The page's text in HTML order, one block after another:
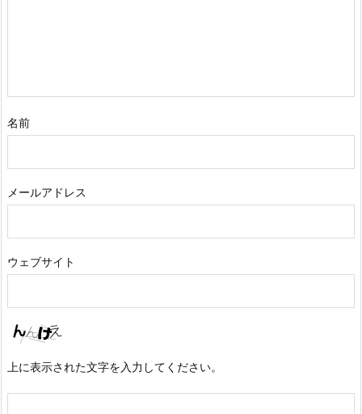
名前
メールアドレス
ウェブサイト
上に表示された文字を入力してください。